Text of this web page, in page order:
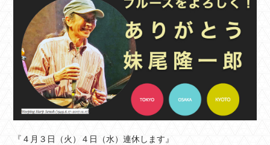
フォトギャラリー
過去のブログ
『４月３日（火）４日（水）連休します』